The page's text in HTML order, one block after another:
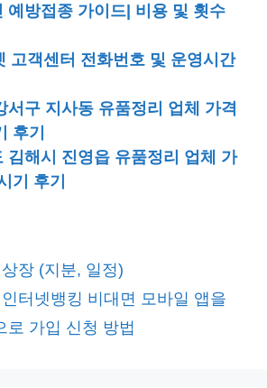
예방접종 가이드| 비용 및 횟수
고객센터 전화번호 및 운영시간
서구 지사동 유품정리 업체 가격
후기
김해시 진영읍 유품정리 업체 가
기 후기
장 (지분, 일정)
터넷뱅킹 비대면 모바일 앱을
로 가입 신청 방법